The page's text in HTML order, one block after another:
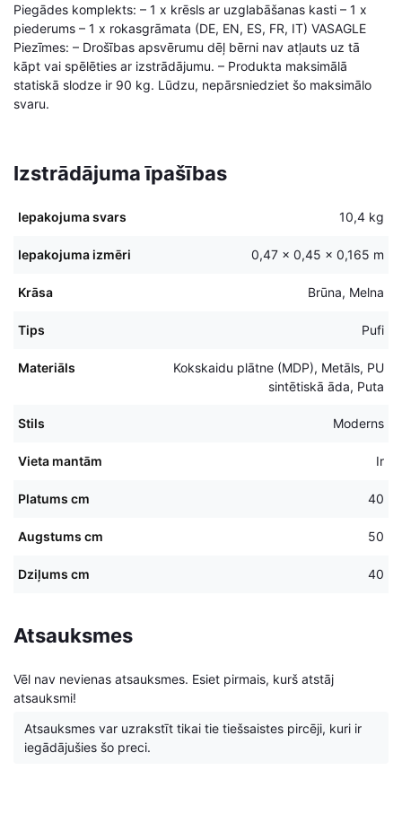
Piegādes komplekts: – 1 x krēsls ar uzglabāšanas kasti – 1 x
piederums – 1 x rokasgrāmata (DE, EN, ES, FR, IT) VASAGLE
Piezīmes: – Drošības apsvērumu dēļ bērni nav atļauts uz tā
kāpt vai spēlēties ar izstrādājumu. – Produkta maksimālā
statiskā slodze ir 90 kg. Lūdzu, nepārsniedziet šo maksimālo
svaru.
Izstrādājuma īpašības
Iepakojuma svars 10,4 kg
Iepakojuma izmēri 0,47 × 0,45 × 0,165 m
Krāsa Brūna, Melna
Tips Pufi
Materiāls
Kokskaidu plātne (MDP), Metāls, PU
sintētiskā āda, Puta
Stils Moderns
Vieta mantām Ir
Platums cm 40
Augstums cm 50
Dziļums cm 40
Atsauksmes
Vēl nav nevienas atsauksmes. Esiet pirmais, kurš atstāj
atsauksmi!
Atsauksmes var uzrakstīt tikai tie tiešsaistes pircēji, kuri ir
iegādājušies šo preci.